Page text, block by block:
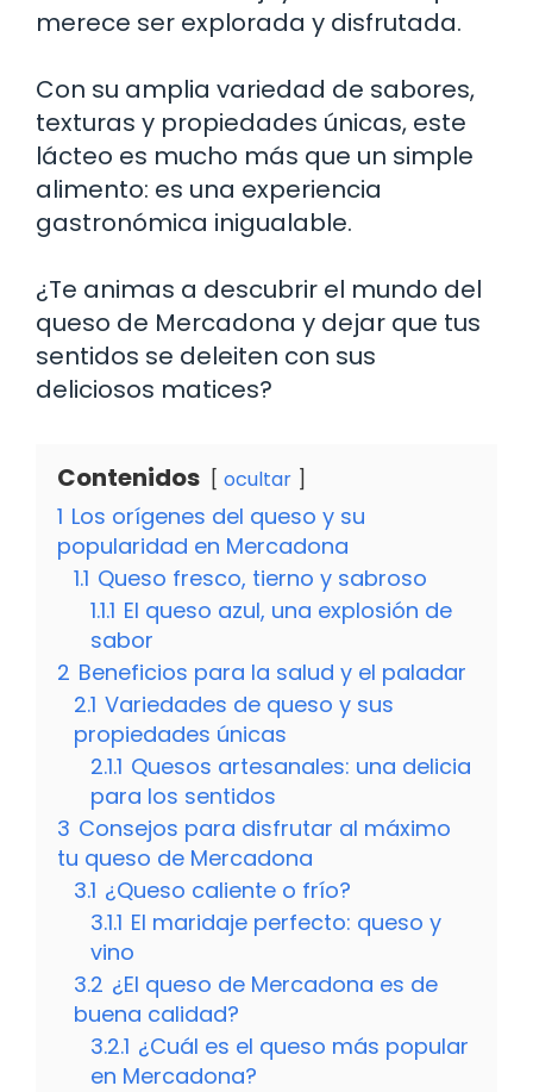
merece ser explorada y disfrutada.
Con su amplia variedad de sabores,
texturas y propiedades únicas, este
lácteo es mucho más que un simple
alimento: es una experiencia
gastronómica inigualable.
¿Te animas a descubrir el mundo del
queso de Mercadona y dejar que tus
sentidos se deleiten con sus
deliciosos matices?
Contenidos ocultar
1 Los orígenes del queso y su
popularidad en Mercadona
1.1 Queso fresco, tierno y sabroso
1.1.1 El queso azul, una explosión de
sabor
2 Beneficios para la salud y el paladar
2.1 Variedades de queso y sus
propiedades únicas
2.1.1 Quesos artesanales: una delicia
para los sentidos
3 Consejos para disfrutar al máximo
tu queso de Mercadona
3.1 ¿Queso caliente o frío?
3.1.1 El maridaje perfecto: queso y
vino
3.2 ¿El queso de Mercadona es de
buena calidad?
3.2.1 ¿Cuál es el queso más popular
en Mercadona?